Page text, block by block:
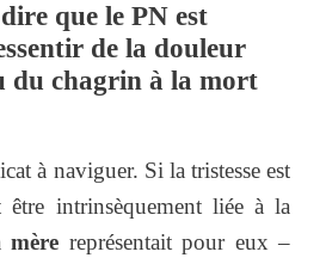
que le PN est
de la douleur
du chagrin à la mort
à naviguer. Si la tristesse est
être intrinsèquement liée à la
mère représentait pour eux –